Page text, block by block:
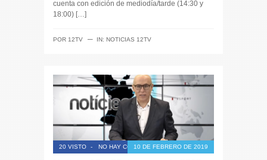
cuenta con edición de mediodía/tarde (14:30 y
18:00) […]
POR 12TV ─ IN: NOTICIAS 12TV
20 VISTO - NO HAY COMENTARIOS10 DE FEBRERO DE 2019